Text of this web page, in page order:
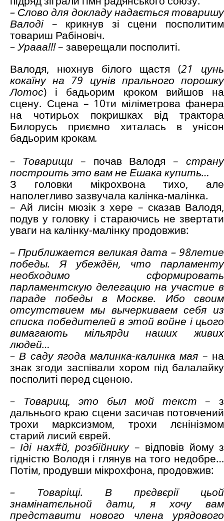
– Слово для докладу надається товаришу
Валоді – крикнув зі сцени посполитим
товариш Рабіновіч.
– Урааа!!!– заверещали посполиті.
Валодя, нюхнув білого щастя (21 цунь
кокаїну на 79 цунів прального порошку
Лотос) і бадьорим кроком вийшов на
сцену. Сцена – 10ти міліметрова фанера
на чотирьох покришках від трактора
Билорусь приємно хиталась в унісон
бадьорим крокам.
– Товарищи – почав Валодя –страну
построить это вам не Ешака купить…
З головки мікрохвона тихо, але
наполегливо зазвучала калінка-малінка.
– Ай лисін мюзік з хере – сказав Валодя,
подув у головку і стараючись не звертати
уваги на калінку-малінку продовжив:
– Приближается великая дата – 98летие
победы. Я убеждён, что парламенту
необходимо сформировать
парламентскую делегацию на участие в
параде победы в Москве. Ибо своим
отсутствием мы вычеркиваем себя из
списка победителей в этой войне і цього
вимагають мільярди наших живих
людей…
– В саду ягода малинка-калинка мая – на
знак згоди заспівали хором під балалайку
посполиті перед сценою.
– Товарищ, это был мой текст– з
дальнього краю сцени засичав потовчений
трохи марксизмом, трохи лєнінізмом
старий лисий єврей.
– Іді нах#й, розбійнику – відповів йому з
гідністю Володя і глянув на того недобре…
Потім, продувши мікрохфона, продовжив:
– Товаріщі. В прєдвєрії цьой
знамінатєльной дати, я хочу вам
представити нового члена урядового